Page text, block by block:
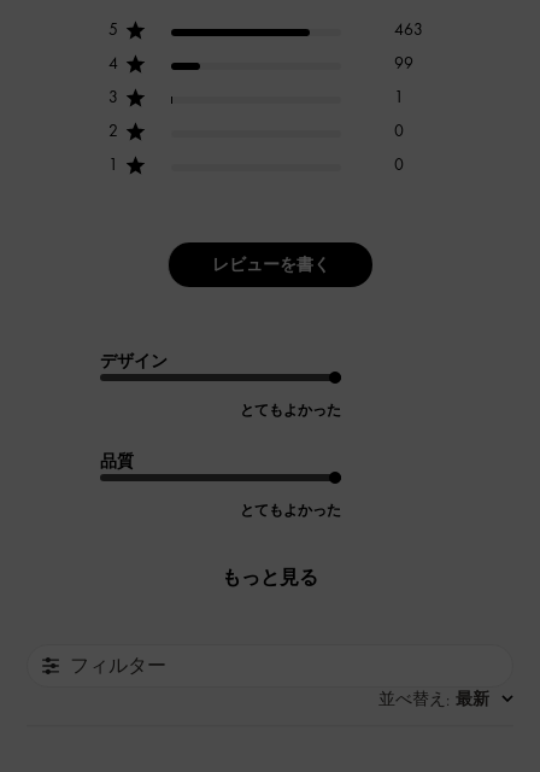
5
463
4
99
3
1
2
0
1
0
レビューを書く
デザイン
とてもよかった
品質
とてもよかった
もっと見る
フィルター
並べ替え : 最新